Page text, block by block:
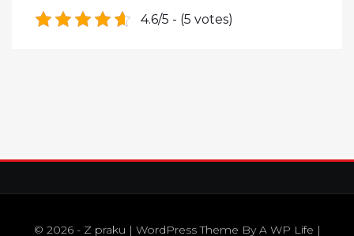
4.6/5 - (5 votes)
© 2026 - Z praku | WordPress Theme ByA WP Life |